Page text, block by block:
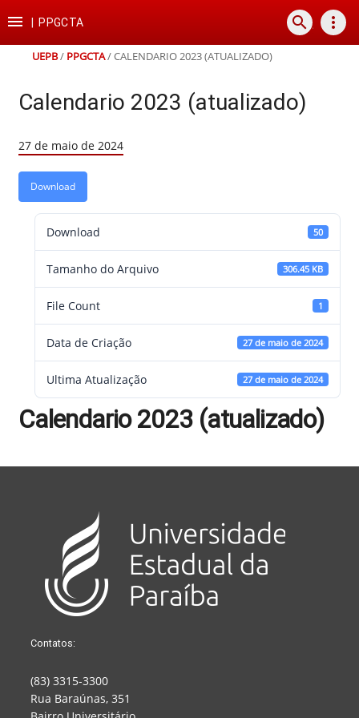
para
conteúdo
para
para
para
rodapé
 PPGCTA search more_vert
UEPB/ PPGCTA/CALENDARIO 2023 (ATUALIZADO)
Calendario 2023 (atualizado)
27 de maio de 2024
Download
Download 50
Tamanho do Arquivo 306.45 KB
File Count 1
Data de Criação 27 de maio de 2024
Ultima Atualização 27 de maio de 2024
Calendario 2023 (atualizado)
Contatos:
(83) 3315-3300
Rua Baraúnas, 351